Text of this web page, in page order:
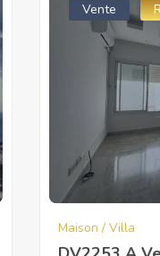
Vente
Maison / Villa